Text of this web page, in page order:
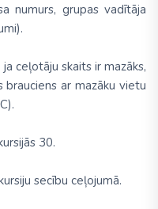
numurs, grupas vadītāja
ceļotāju skaits ir mazāks,
ar mazāku vietu
30.
secību ceļojumā.